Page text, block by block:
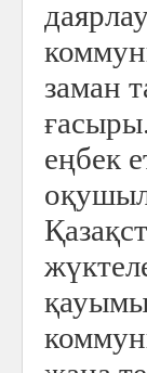
заман
еңбек